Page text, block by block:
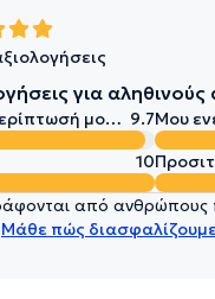
για
Διερεύνησε την περίπτωσή μου σε βάθος 9.7Μου
10
από ανθρώπους
Μάθε πώς